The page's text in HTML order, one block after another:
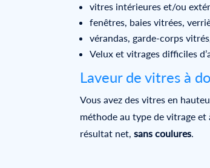
vitres intérieures et/ou
fenêtres, baies vitrées,
vérandas, garde-corps
Velux et vitrages difficiles
Laveur de vitres à
Vous avez des vitres en
méthode au type de vitrage
résultat net, sans coulures.